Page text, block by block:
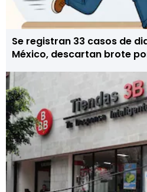
Se registran 33 casos de
México, descartan brote